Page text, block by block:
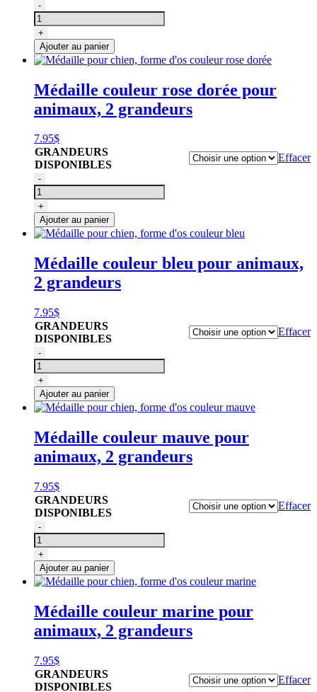
quantité
de
Médaille
pour
chien,
forme
couleur
brun
-
+
Ajouter au panier
Médaille couleur rose dorée pour
animaux, 2 grandeurs
7.95$
GRANDEURS
DISPONIBLES
Effacer
quantité
de
Médaille
pour
chien,
forme
couleur
rose
dorée
-
+
Ajouter au panier
Médaille couleur bleu pour animaux,
2 grandeurs
7.95$
GRANDEURS
DISPONIBLES
Effacer
quantité
de
Médaille
pour
chien,
forme
couleur
bleu
-
+
Ajouter au panier
Médaille couleur mauve pour
animaux, 2 grandeurs
7.95$
GRANDEURS
DISPONIBLES
Effacer
quantité
de
Médaille
pour
chien,
forme
couleur
mauve
-
+
Ajouter au panier
Médaille couleur marine pour
animaux, 2 grandeurs
7.95$
GRANDEURS
DISPONIBLES
Effacer